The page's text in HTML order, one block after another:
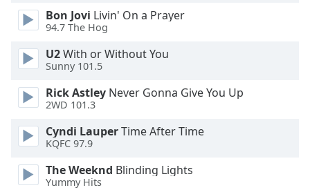
Done
Dialog
End
dialog
Bon Jovi Livin' On a Prayer
94.7 The Hog
U2With or Without You
Sunny 101.5
Rick Astley Never Gonna Give You Up
2WD 101.3
Cyndi LauperTime After Time
KQFC 97.9
The Weeknd Blinding Lights
Yummy Hits